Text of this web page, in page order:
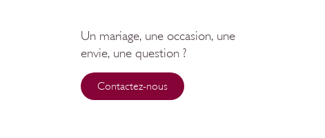
Un mariage, une occasion, une
envie, une question ?
Contactez-nous